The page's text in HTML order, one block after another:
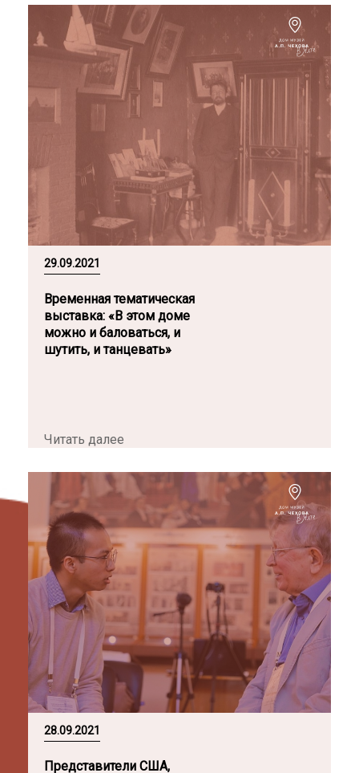
29.09.2021
Временная тематическая
выставка: «В этом доме
можно и баловаться, и
шутить, и танцевать»
Читать далее
28.09.2021
Представители США,